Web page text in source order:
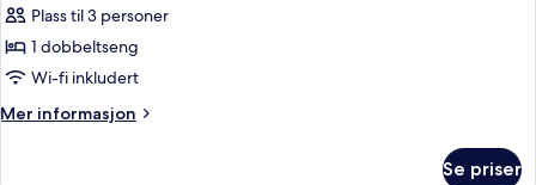
–
basic
(Bamboo)
Plass til 3 personer
1 dobbeltseng
Wi-fi inkludert
Mer informasjon
Mer
Se priser